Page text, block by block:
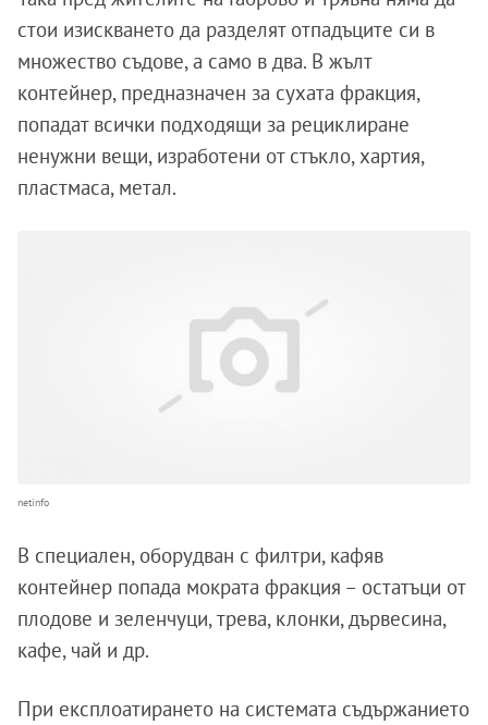
стои изискването да разделят отпадъците си в
множество съдове, а само в два. В жълт
контейнер, предназначен за сухата фракция,
попадат всички подходящи за рециклиране
ненужни вещи, изработени от стъкло, хартия,
пластмаса, метал.
netinfo
В специален, оборудван с филтри, кафяв
контейнер попада мократа фракция – остатъци от
плодове и зеленчуци, трева, клонки, дървесина,
кафе, чай и др.
При експлоатирането на системата съдържанието